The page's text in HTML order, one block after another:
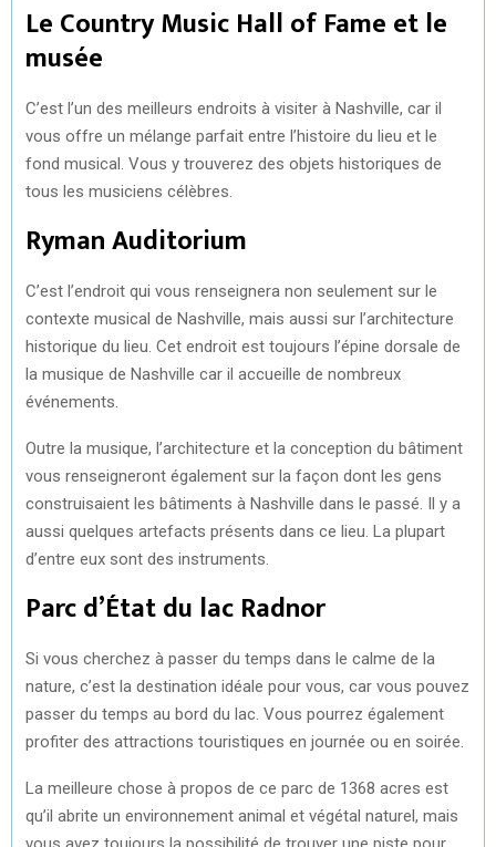
Le Country Music Hall of Fame et le
musée
C’est l’un des meilleurs endroits à visiter à Nashville, car il
vous offre un mélange parfait entre l’histoire du lieu et le
fond musical. Vous y trouverez des objets historiques de
tous les musiciens célèbres.
Ryman Auditorium
C’est l’endroit qui vous renseignera non seulement sur le
contexte musical de Nashville, mais aussi sur l’architecture
historique du lieu. Cet endroit est toujours l’épine dorsale de
la musique de Nashville car il accueille de nombreux
événements.
Outre la musique, l’architecture et la conception du bâtiment
vous renseigneront également sur la façon dont les gens
construisaient les bâtiments à Nashville dans le passé. Il y a
aussi quelques artefacts présents dans ce lieu. La plupart
d’entre eux sont des instruments.
Parc d’État du lac Radnor
Si vous cherchez à passer du temps dans le calme de la
nature, c’est la destination idéale pour vous, car vous pouvez
passer du temps au bord du lac. Vous pourrez également
profiter des attractions touristiques en journée ou en soirée.
La meilleure chose à propos de ce parc de 1368 acres est
qu’il abrite un environnement animal et végétal naturel, mais